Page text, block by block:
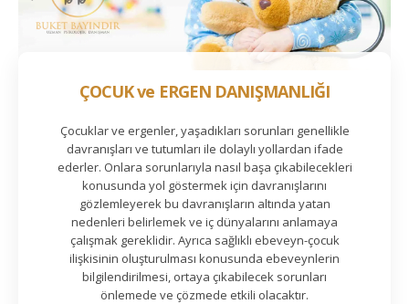
ÇOCUK ve ERGEN DANIŞMANLIĞI
Çocuklar ve ergenler, yaşadıkları sorunları genellikle
davranışları ve tutumları ile dolaylı yollardan ifade
ederler. Onlara sorunlarıyla nasıl başa çıkabilecekleri
konusunda yol göstermek için davranışlarını
gözlemleyerek bu davranışların altında yatan
nedenleri belirlemek ve iç dünyalarını anlamaya
çalışmak gereklidir. Ayrıca sağlıklı ebeveyn-çocuk
ilişkisinin oluşturulması konusunda ebeveynlerin
bilgilendirilmesi, ortaya çıkabilecek sorunları
önlemede ve çözmede etkili olacaktır.